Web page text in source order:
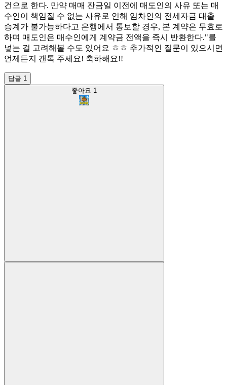
건으로 한다. 만약 매매 잔금일 이전에 매도인의 사유 또는 매
수인이 책임질 수 없는 사유로 인해 임차인의 전세자금 대출
승계가 불가능하다고 은행에서 통보할 경우, 본 계약은 무효로
하며 매도인은 매수인에게 계약금 전액을 즉시 반환한다."를
넣는 걸 고려해볼 수도 있어요 ㅎㅎ 추가적인 질문이 있으시면
언제든지 갠톡 주세요! 축하해요!!
답글 1
좋아요 1